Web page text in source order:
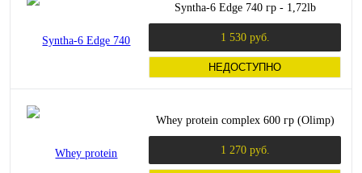
Syntha-6 Edge 740 гр - 1,72lb
1 530 руб.
НЕДОСТУПНО
Whey protein complex 600 гр (Olimp)
1 270 руб.